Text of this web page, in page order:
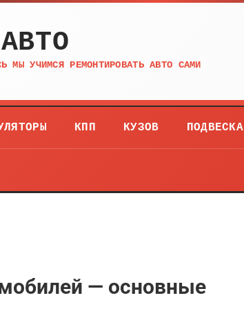
МЫ УЧИМСЯ РЕМОНТИРОВАТЬ АВТО САМИ
КПП КУЗОВ ПОДВЕСКА
— основные